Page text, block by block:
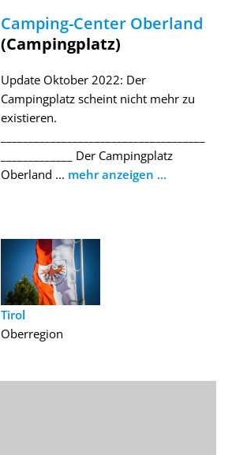
Camping-Center Oberland
(Campingplatz)
Update Oktober 2022: Der
Campingplatz scheint nicht mehr zu
existieren.
_____________ Der Campingplatz
Oberland ... mehr anzeigen ...
Tirol
Oberregion